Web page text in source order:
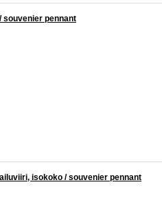
souvenier pennant
isokoko / souvenier pennant